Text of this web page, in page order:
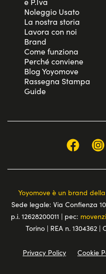
Noleggio Usato
La nostra storia
Lavora con noi
Brand
Come funziona
Perché conviene
Blog Yoyomove
Rassegna Stampa
Guide
Yoyomove è un brand della
Sede legale: Via Confienza
p.i. 12628200011 | pec:
Torino | REA n. 1304362
Privacy Policy Cookie